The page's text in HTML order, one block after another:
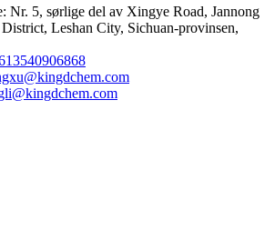
Nr. 5, sørlige del av Xingye Road, Jannong
Leshan City, Sichuan-provinsen,